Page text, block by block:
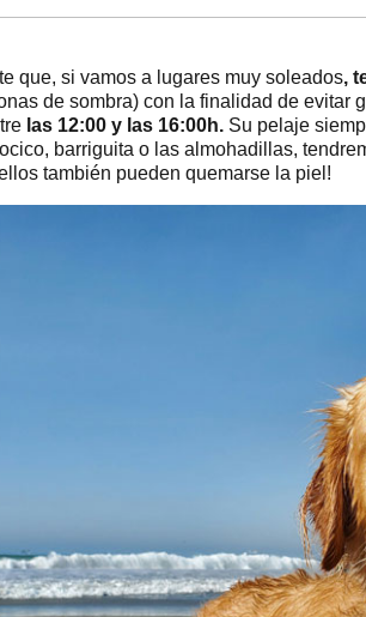
que, si vamos a lugares muy soleados,
de sombra) con la finalidad de evitar
las 12:00 y las 16:00h. Su pelaje
barriguita o las almohadillas,
también pueden quemarse la piel!